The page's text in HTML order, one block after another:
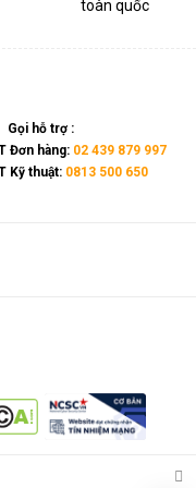
kết hợp cùng bánh
tới mọi vị trí trong
gì?
Làm lạnh, quạt gió,
toàn quốc
Gọi hỗ trợ :
Đơn hàng: 02 439 879 997
Kỹ thuật: 0813 500 650